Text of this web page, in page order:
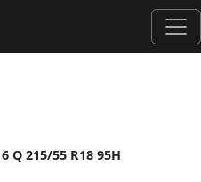
Q 215/55 R18 95H